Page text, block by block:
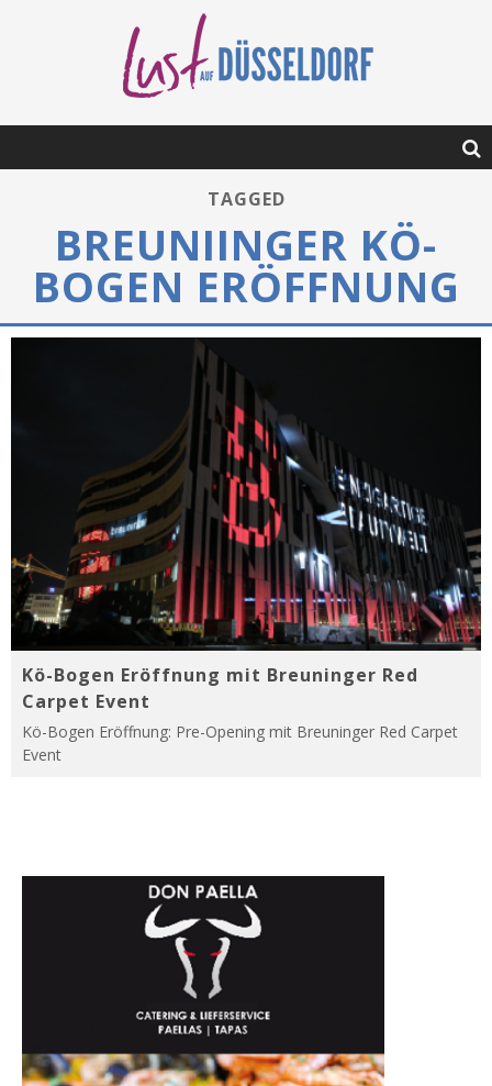
TAGGED
BREUNIINGER KÖ-
BOGEN ERÖFFNUNG
Kö-Bogen Eröffnung mit Breuninger Red
Carpet Event
Kö-Bogen Eröffnung: Pre-Opening mit Breuninger Red Carpet
Event